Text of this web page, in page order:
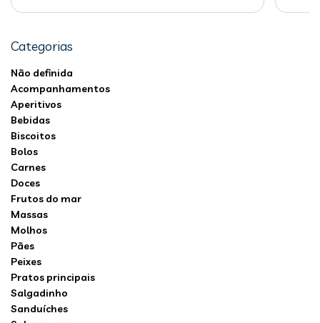
Categorias
Não definida
Acompanhamentos
Aperitivos
Bebidas
Biscoitos
Bolos
Carnes
Doces
Frutos do mar
Massas
Molhos
Pães
Peixes
Pratos principais
Salgadinho
Sanduíches